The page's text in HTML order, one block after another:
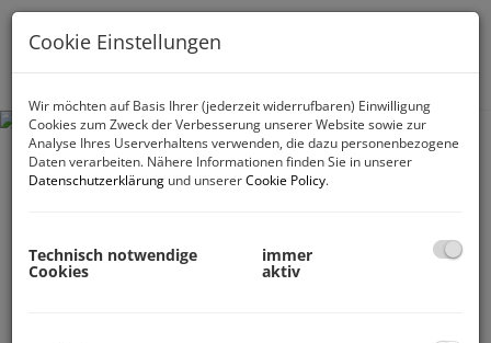
Cookie Einstellungen
Wir möchten auf Basis Ihrer (jederzeit widerrufbaren) Einwilligung
Cookies zum Zweck der Verbesserung unserer Website sowie zur
Analyse Ihres Userverhaltens verwenden, die dazu personenbezogene
Daten verarbeiten. Nähere Informationen finden Sie in unserer
Datenschutzerklärung und unsererCookie Policy.
Technisch notwendige
Cookies
immer
aktiv